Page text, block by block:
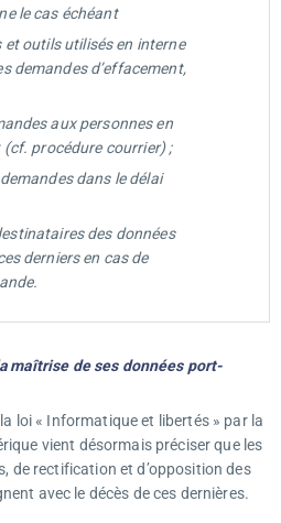
le cas échéant
et outils utilisés en interne
demandes d’effacement,
aux personnes en
procédure courrier) ;
dans le délai
des données
derniers en cas de
maîtrise de ses données port-
loi « Informatique et libertés » par la
vient désormais préciser que les
de rectification et d’opposition des
avec le décès de ces dernières.